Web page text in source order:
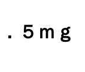
５ｍｇ